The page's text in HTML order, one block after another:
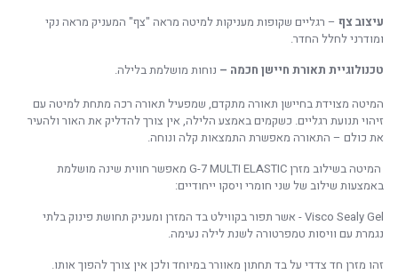
עיצוב צף – רגליים שקופות מעניקות למיטה מראה "צף" המעניק מראה נקי
ומודרני לחלל החדר.
טכנולוגיית תאורת חיישן חכמה – נוחות מושלמת בלילה.
המיטה מצוידת בחיישן תאורה מתקדם, שמפעיל תאורה רכה מתחת למיטה עם
זיהוי תנועת רגליים. כשקמים באמצע הלילה, אין צורך להדליק את האור ולהעיר
את כולם – התאורה מאפשרת התמצאות קלה ונוחה.
המיטה בשילוב מזרן G-7 MULTI ELASTIC מאפשר חווית שינה מושלמת
באמצעות שילוב של שני חומרי ויסקו ייחודיים:
Visco Sealy Gel - אשר תפור בקווילט בד המזרן ומעניק תחושת פינוק בלתי
נגמרת עם וויסות טמפרטורה לשנת לילה נעימה.
זהו מזרן חד צדדי על בד תחתון מאוורר במיוחד ולכן אין צורך להפוך אותו.